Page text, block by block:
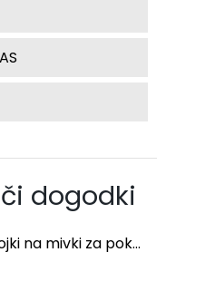
dogodki
Turnir v odbojki na mivki za pokal hmeljske kobule